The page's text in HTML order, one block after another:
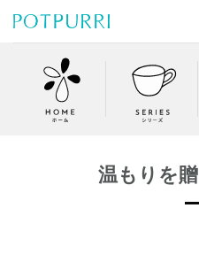
温もりを